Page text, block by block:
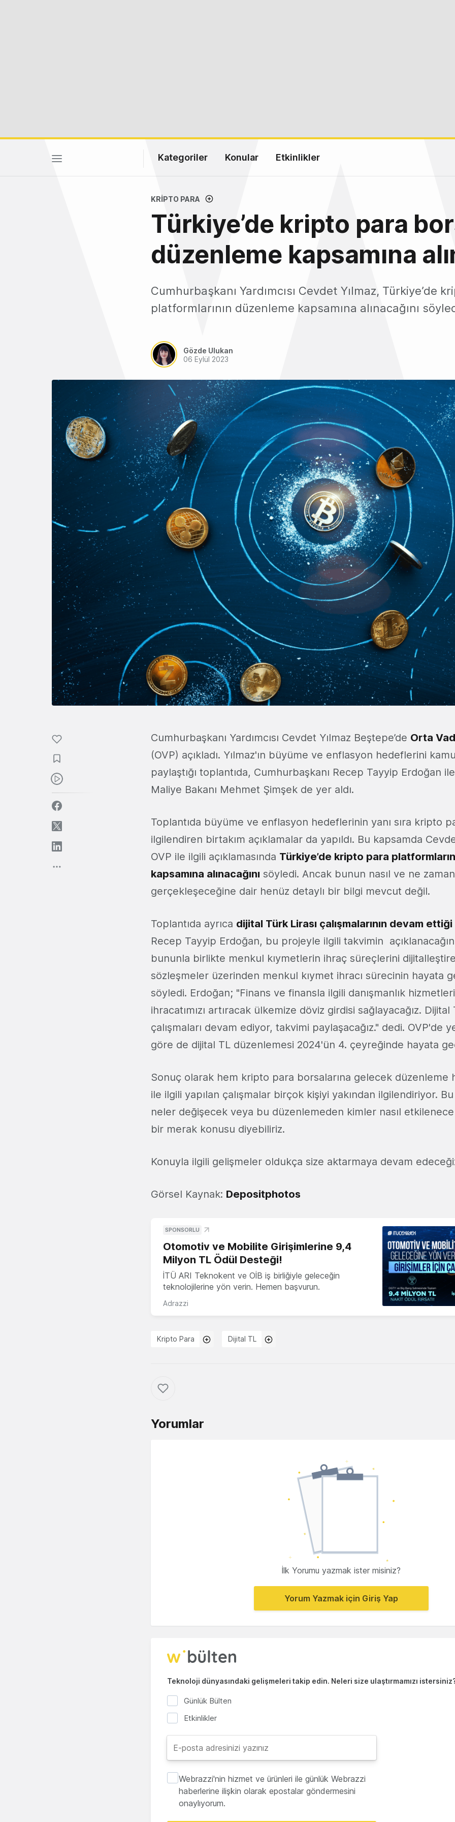
Kategoriler Konular Etkinlikler
KRIPTO PARA
Türkiye’de kripto para
düzenleme kapsamına
Cumhurbaşkanı Yardımcısı Cevdet Yılmaz, Türkiye’de
platformlarının düzenleme kapsamına alınacağını
Gözde Ulukan
06 Eylül 2023
Cumhurbaşkanı Yardımcısı Cevdet Yılmaz Beştepe’de Orta
(OVP) açıkladı. Yılmaz'ın büyüme ve enflasyon hedeflerini
paylaştığı toplantıda, Cumhurbaşkanı Recep Tayyip Erdoğan
Maliye Bakanı Mehmet Şimşek de yer aldı.
Toplantıda büyüme ve enflasyon hedeflerinin yanı sıra kripto
ilgilendiren birtakım açıklamalar da yapıldı. Bu kapsamda
OVP ile ilgili açıklamasında Türkiye’de kripto para
kapsamına alınacağını söyledi. Ancak bunun nasıl ve ne zaman
gerçekleşeceğine dair henüz detaylı bir bilgi mevcut değil.
Toplantıda ayrıca dijital Türk Lirası çalışmalarının devam ettiği
Recep Tayyip Erdoğan, bu projeyle ilgili takvimin
bununla birlikte menkul kıymetlerin ihraç süreçlerini
sözleşmeler üzerinden menkul kıymet ihracı sürecinin hayata
söyledi. Erdoğan; "Finans ve finansla ilgili danışmanlık
ihracatımızı artıracak ülkemize döviz girdisi sağlayacağız. Dijital
çalışmaları devam ediyor, takvimi paylaşacağız." dedi. OVP'de
göre de dijital TL düzenlemesi 2024'ün 4. çeyreğinde hayata
Sonuç olarak hem kripto para borsalarına gelecek düzenleme
ile ilgili yapılan çalışmalar birçok kişiyi yakından ilgilendiriyor.
neler değişecek veya bu düzenlemeden kimler nasıl
bir merak konusu diyebiliriz.
Konuyla ilgili gelişmeler oldukça size aktarmaya devam
Görsel Kaynak: Depositphotos
SPONSORLU
Otomotiv ve Mobilite Girişimlerine 9,4
Milyon TL Ödül Desteği!
İTÜ ARI Teknokent ve OİB iş birliğiyle geleceğin
teknolojilerine yön verin. Hemen başvurun.
Adrazzi
Kripto Para Dijital TL
Yorumlar
İlk Yorumu yazmak ister misiniz?
Yorum Yazmak için Giriş Yap
Teknoloji dünyasındaki gelişmeleri takip edin. Neleri size ulaştırmamızı
Günlük Bülten
Etkinlikler
Webrazzi'nin hizmet ve ürünleri ile günlük Webrazzi
haberlerine ilişkin olarak epostalar göndermesini
onaylıyorum.